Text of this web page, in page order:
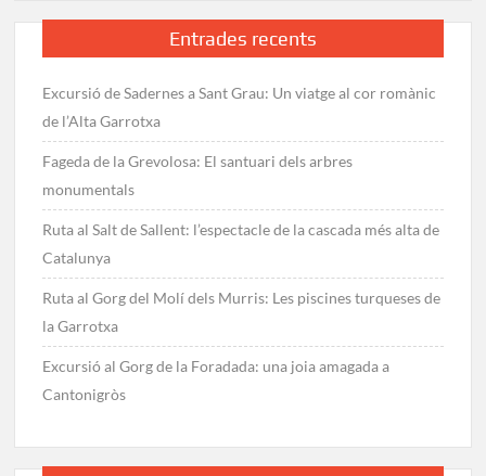
Entrades recents
Excursió de Sadernes a Sant Grau: Un viatge al cor romànic
de l’Alta Garrotxa
Fageda de la Grevolosa: El santuari dels arbres
monumentals
Ruta al Salt de Sallent: l’espectacle de la cascada més alta de
Catalunya
Ruta al Gorg del Molí dels Murris: Les piscines turqueses de
la Garrotxa
Excursió al Gorg de la Foradada: una joia amagada a
Cantonigròs